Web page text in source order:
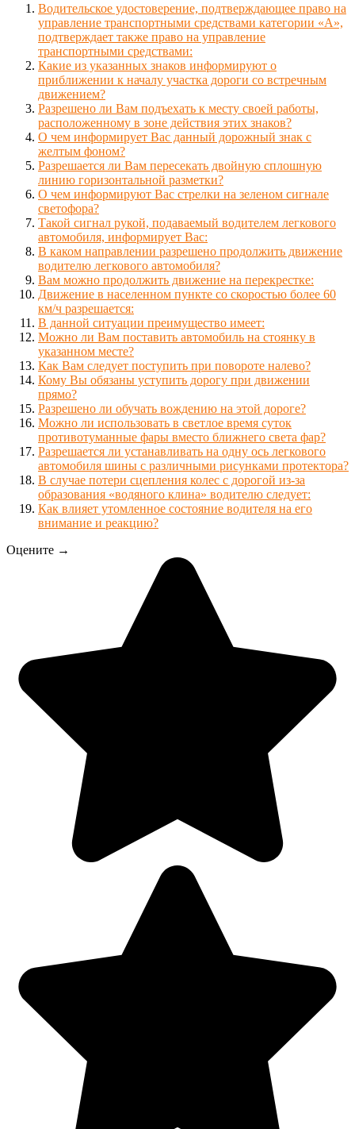
Водительское удостоверение, подтверждающее право на
управление транспортными средствами категории «А»,
подтверждает также право на управление
транспортными средствами:
Какие из указанных знаков информируют о
приближении к началу участка дороги со встречным
движением?
Разрешено ли Вам подъехать к месту своей работы,
расположенному в зоне действия этих знаков?
О чем информирует Вас данный дорожный знак с
желтым фоном?
Разрешается ли Вам пересекать двойную сплошную
линию горизонтальной разметки?
О чем информируют Вас стрелки на зеленом сигнале
светофора?
Такой сигнал рукой, подаваемый водителем легкового
автомобиля, информирует Вас:
В каком направлении разрешено продолжить движение
водителю легкового автомобиля?
Вам можно продолжить движение на перекрестке:
Движение в населенном пункте со скоростью более 60
км/ч разрешается:
В данной ситуации преимущество имеет:
Можно ли Вам поставить автомобиль на стоянку в
указанном месте?
Как Вам следует поступить при повороте налево?
Кому Вы обязаны уступить дорогу при движении
прямо?
Разрешено ли обучать вождению на этой дороге?
Можно ли использовать в светлое время суток
противотуманные фары вместо ближнего света фар?
Разрешается ли устанавливать на одну ось легкового
автомобиля шины с различными рисунками протектора?
В случае потери сцепления колес с дорогой из-за
образования «водяного клина» водителю следует:
Как влияет утомленное состояние водителя на его
внимание и реакцию?
Оцените →